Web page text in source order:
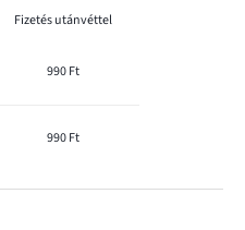
Fizetés utánvéttel
990 Ft
990 Ft